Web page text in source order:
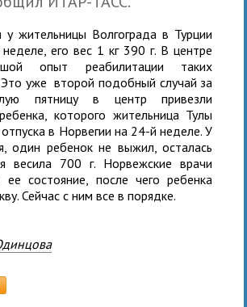
у жительницы Волгограда в Турции
его вес 1 кг 390 г. В центре
опыт реабилитации таких
уже второй подобный случай за
пятницу в центр привезли
которого жительница Тулы
в Норвегии на 24-й неделе. У
один ребенок не выжил, осталась
весила 700 г. Норвежские врачи
ее состояние, после чего ребенка
Сейчас с ним все в порядке.